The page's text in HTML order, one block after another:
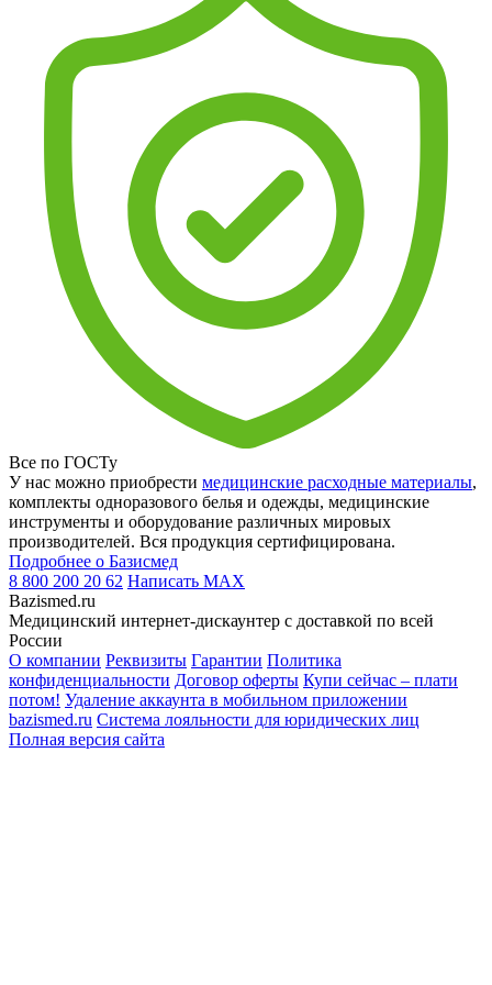
Все по ГОСТу
У нас можно приобрести медицинские расходные материалы,
комплекты одноразового белья и одежды, медицинские
инструменты и оборудование различных мировых
производителей. Вся продукция сертифицирована.
Подробнее о Базисмед
8 800 200 20 62 Написать MAX
Bazismed.ru
Медицинский интернет-дискаунтер с доставкой по всей
России
О компании Реквизиты Гарантии Политика
конфиденциальности Договор оферты Купи сейчас – плати
потом! Удаление аккаунта в мобильном приложении
bazismed.ru Система лояльности для юридических лиц
Полная версия сайта